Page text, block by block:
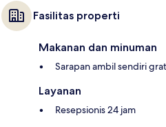
Fasilitas properti
Makanan dan minuman
Sarapan ambil sendiri
Layanan
Resepsionis 24 jam